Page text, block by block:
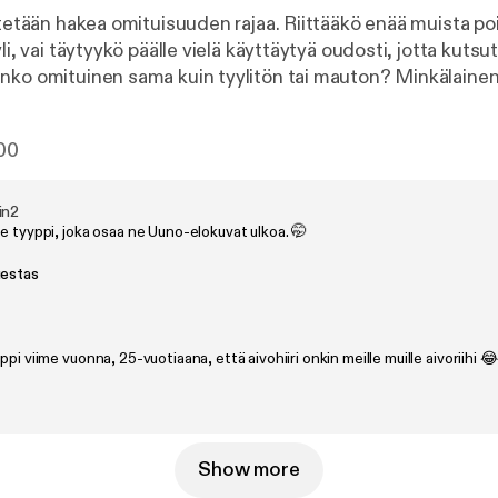
hakea omituisuuden rajaa. Riittääkö enää muista
vai täytyykö päälle vielä käyttäytyä oudosti, jotta
omituinen sama kuin tyylitön tai mauton?
jaksossa yritetään altistua korkea-kulttuurille. Tälle
on, kun et löydä eläintä Korkeasaaressa. Aihelistalla
heleytyminen. Saatan olla väärässäkin julkaistaan joka
Ohjelmassa elämää suurempia asioita puivat Katja
tyyppi, joka osaa ne Uuno-elokuvat ulkoa. 🤭
viime vuonna, 25-vuotiaana, että aivohiiri onkin meille muille aivoriihi 😂
Show more